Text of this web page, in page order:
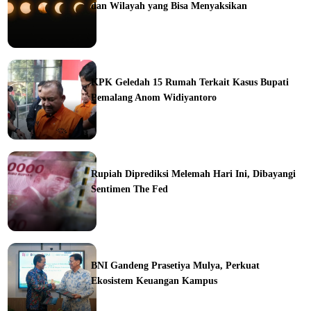
dan Wilayah yang Bisa Menyaksikan
KPK Geledah 15 Rumah Terkait Kasus Bupati
Pemalang Anom Widiyantoro
Rupiah Diprediksi Melemah Hari Ini, Dibayangi
Sentimen The Fed
BNI Gandeng Prasetiya Mulya, Perkuat
Ekosistem Keuangan Kampus